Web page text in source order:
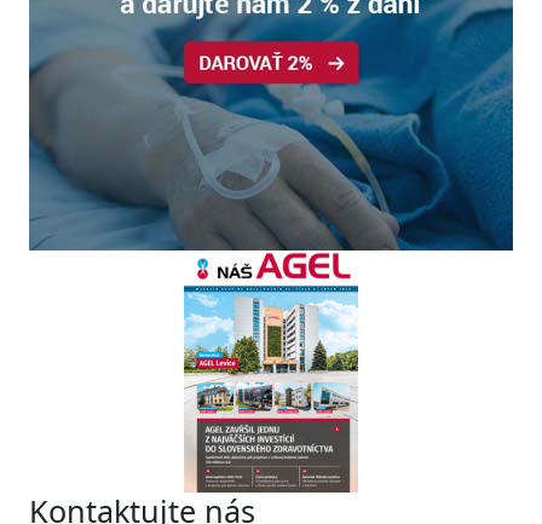
Kontaktujte nás